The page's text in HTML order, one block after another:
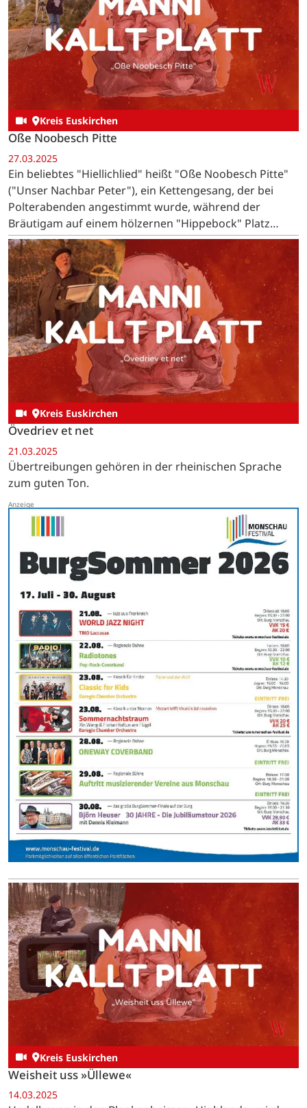
Kreis Euskirchen
Oße Noobesch Pitte
27.03.2025
Ein beliebtes "Hiellichlied" heißt "Oße Noobesch Pitte"
("Unser Nachbar Peter"), ein Kettengesang, der bei
Polterabenden angestimmt wurde, während der
Bräutigam auf einem hölzernen "Hippebock" Platz
nehmen musste.
Kreis Euskirchen
Övedriev et net
21.03.2025
Übertreibungen gehören in der rheinischen Sprache
zum guten Ton.
Kreis Euskirchen
Weisheit uss »Üllewe«
14.03.2025